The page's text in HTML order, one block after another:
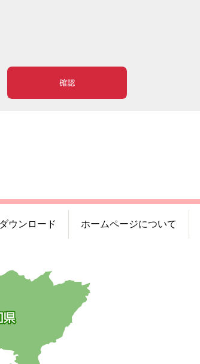
確認
ウンロード ホームページについて